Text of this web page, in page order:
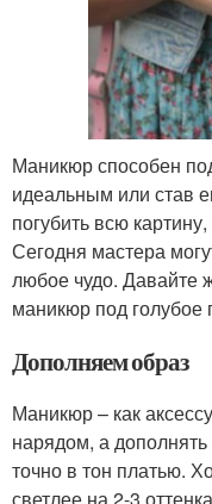
Маникюр способен
идеальным или став
погубить всю
Сегодня мастера
любое чудо. Давайте
маникюр под голубое
Дополняем образ
Маникюр – как
нарядом, а
точно в тон платью.